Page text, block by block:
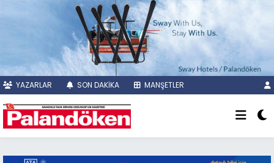
YAZARLAR SON DAKİKA MANŞETLER